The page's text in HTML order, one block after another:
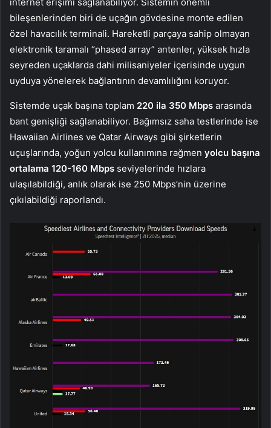
bileşenlerinden biri de uçağın gövdesine monte edilen
özel havacılık terminali. Hareketli parçaya sahip olmayan
elektronik taramalı “phased array” antenler, yüksek hızla
seyreden uçaklarda dahi milisaniyeler içerisinde uygun
uyduya yönelerek bağlantının devamlılığını koruyor.
Sistemde uçak başına toplam 220 ila 350 Mbps arasında
bant genişliği sağlanabiliyor. Bağımsız saha testlerinde ise
Hawaiian Airlines ve Qatar Airways gibi şirketlerin
uçuşlarında, yoğun yolcu kullanımına rağmen yolcu başına
ortalama 120-160 Mbps seviyelerinde hızlara
ulaşılabildiği, anlık olarak ise 250 Mbps’nin üzerine
çıkılabildiği raporlandı.